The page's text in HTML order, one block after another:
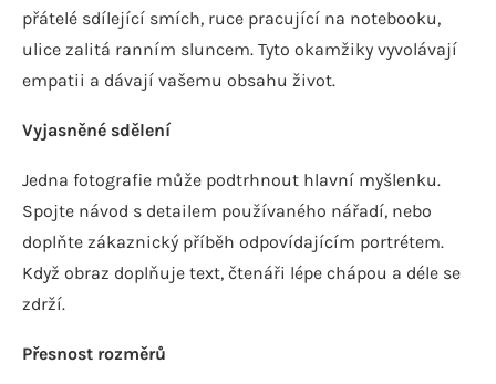
přátelé sdílející smích, ruce pracující na notebooku,
ulice zalitá ranním sluncem. Tyto okamžiky vyvolávají
empatii a dávají vašemu obsahu život.
Vyjasněné sdělení
Jedna fotografie může podtrhnout hlavní myšlenku.
Spojte návod s detailem používaného nářadí, nebo
doplňte zákaznický příběh odpovídajícím portrétem.
Když obraz doplňuje text, čtenáři lépe chápou a déle se
zdrží.
Přesnost rozměrů